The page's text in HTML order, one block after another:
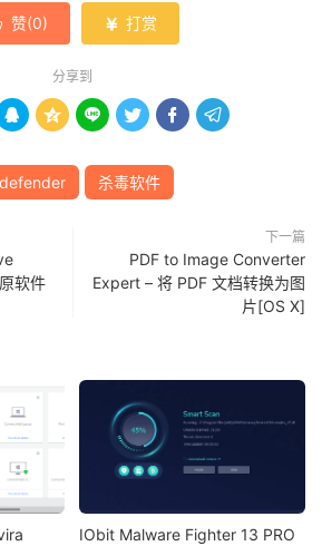
赞(0)  打赏
分享到
     
杀毒软件
软件
下一篇
PDF to Image Converter
Expert – 将 PDF 文档转换为图
片[OS X]
IObit Malware Fighter 13 PRO